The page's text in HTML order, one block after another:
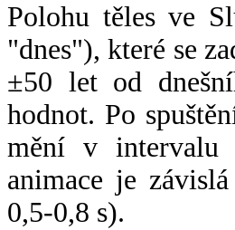
Polohu těles ve
"dnes"), které se
±50 let od
hodnot. Po
mění v intervalu
animace je
0,5-0,8 s).